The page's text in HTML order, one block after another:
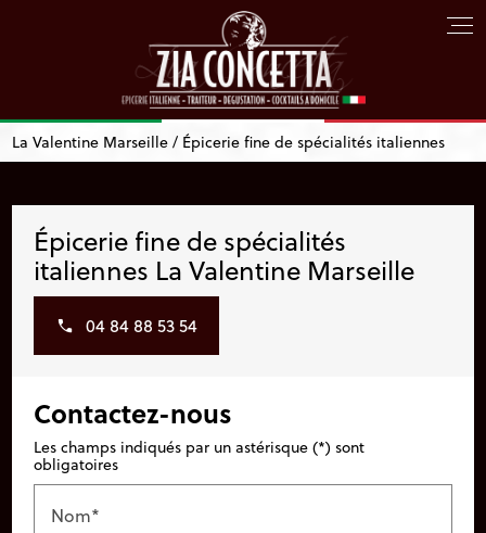
La Valentine Marseille / Épicerie fine de spécialités italiennes
Épicerie fine de spécialités
italiennes La Valentine Marseille
04 84 88 53 54
Contactez-nous
Les champs indiqués par un astérisque (*) sont
obligatoires
Nom*
Panneau de gestion des cookies